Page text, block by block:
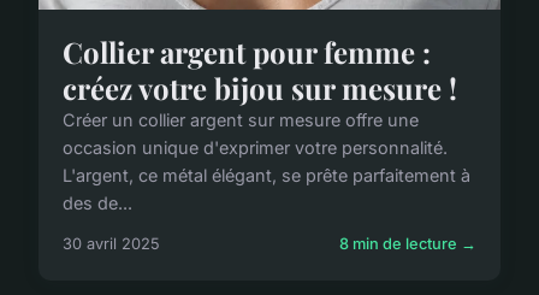
Collier argent pour femme :
créez votre bijou sur mesure !
Créer un collier argent sur mesure offre une
occasion unique d'exprimer votre personnalité.
L'argent, ce métal élégant, se prête parfaitement à
des de...
30 avril 2025 8 min de lecture →